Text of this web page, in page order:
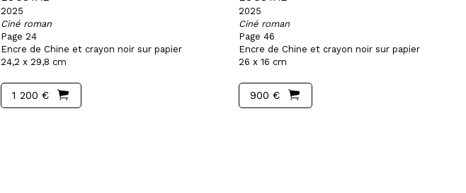
2025
Ciné roman
Page 24
Encre de Chine et crayon noir sur papier
24,2 x 29,8 cm
1 200 €
2025
Ciné roman
Page 46
Encre de Chine et crayon noir sur papier
26 x 16 cm
900 €